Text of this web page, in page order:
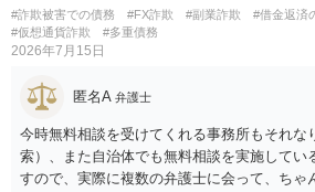
#詐欺被害での債務 #FX詐欺 #副業詐欺
#借金返済
#仮想通貨詐欺
#多重債務
2026年7月15日
匿名A 弁護士
今時無料相談を受けてくれる事務所もそれな
索）、また自治体でも無料相談を実施してい
すので、実際に複数の弁護士に会って、ちゃ